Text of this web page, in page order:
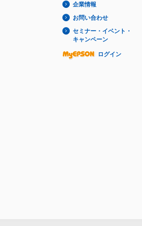
企業情報
お問い合わせ
セミナー・イベント・
キャンペーン
ログイン